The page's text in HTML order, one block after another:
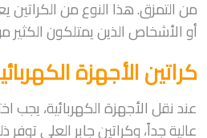
من التمزق. هذا النوع من الكراتين
أو الأشخاص الذين يمتلكون
كراتين الأجهزة
عند نقل الأجهزة الكهربائية، يجب
عالية جداً، وكراتين جابر العلي توفر